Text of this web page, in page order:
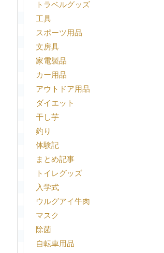
トラベルグッズ
工具
スポーツ用品
文房具
家電製品
カー用品
アウトドア用品
ダイエット
干し芋
釣り
体験記
まとめ記事
トイレグッズ
入学式
ウルグアイ牛肉
マスク
除菌
自転車用品